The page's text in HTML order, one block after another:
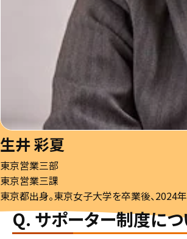
生井 彩夏
東京営業三部
東京営業三課
東京都出身。東京女子大学を卒業後、2024
Q. サポーター制度につ